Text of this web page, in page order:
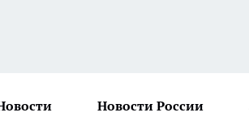
Новости России